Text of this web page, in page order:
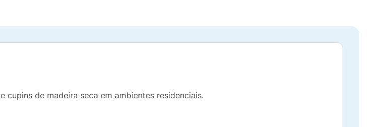
de madeira seca em ambientes residenciais.